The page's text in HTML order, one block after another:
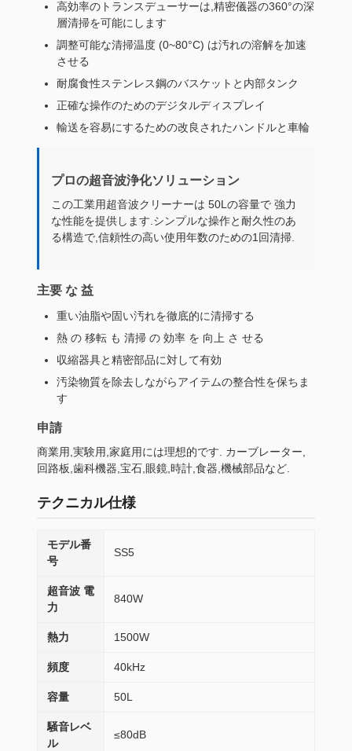
高効率のトランスデューサーは,精密儀器の360°の深
層清掃を可能にします
調整可能な清掃温度 (0~80°C) は汚れの溶解を加速
させる
耐腐食性ステンレス鋼のバスケットと内部タンク
正確な操作のためのデジタルディスプレイ
輸送を容易にするための改良されたハンドルと車輪
プロの超音波浄化ソリューション
この工業用超音波クリーナーは 50Lの容量で 強力
な性能を提供します.シンプルな操作と耐久性のあ
る構造で,信頼性の高い使用年数のための1回清掃.
主要 な 益
重い油脂や固い汚れを徹底的に清掃する
熱 の 移転 も 清掃 の 効率 を 向上 さ せる
収縮器具と精密部品に対して有効
汚染物質を除去しながらアイテムの整合性を保ちま
す
申請
商業用,実験用,家庭用には理想的です. カーブレーター,
回路板,歯科機器,宝石,眼鏡,時計,食器,機械部品など.
テクニカル仕様
モデル番
号
SS5
超音波 電
力
840W
熱力 1500W
頻度 40kHz
容量 50L
騒音レベ
ル
≤80dB